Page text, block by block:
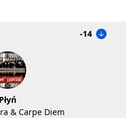
-14
Płyń
& Carpe Diem